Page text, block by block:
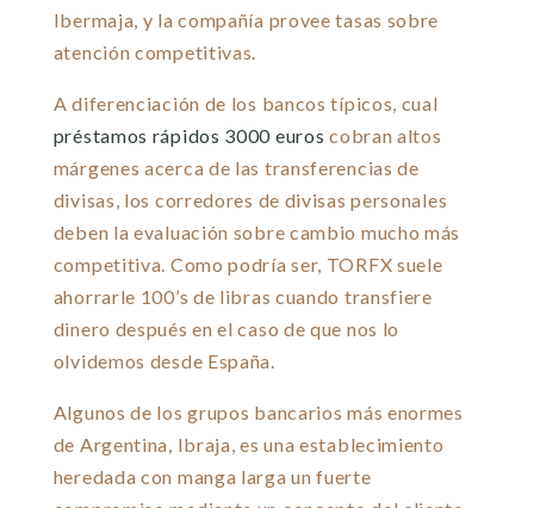
Ibermaja, y la compañía provee tasas sobre
atención competitivas.
A diferenciación de los bancos tí­picos, cual
préstamos rápidos 3000 euros cobran altos
márgenes acerca de las transferencias de
divisas, los corredores de divisas personales
deben la evaluación sobre cambio mucho más
competitiva. Como podrí­a ser, TORFX suele
ahorrarle 100’s de libras cuando transfiere
dinero después en el caso de que nos lo
olvidemos desde España.
Algunos de los grupos bancarios más enormes
de Argentina, Ibraja, es una establecimiento
heredada con manga larga un fuerte